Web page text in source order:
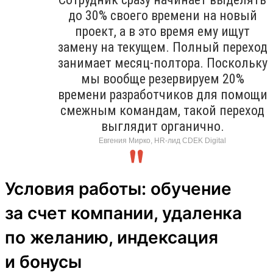
до 30% своего времени на новый
проект, а в это время ему ищут
замену на текущем. Полный переход
занимает месяц-полтора. Поскольку
мы вообще резервируем 20%
времени разработчиков для помощи
смежным командам, такой переход
выглядит органично.
Евгения Мирко, HR-лид CDEK Digital
Условия работы: обучение
за счет компании, удаленка
по желанию, индексация
и бонусы